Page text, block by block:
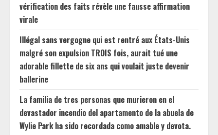
vérification des faits révèle une fausse affirmation
virale
Illégal sans vergogne qui est rentré aux États-Unis
malgré son expulsion TROIS fois, aurait tué une
adorable fillette de six ans qui voulait juste devenir
ballerine
La familia de tres personas que murieron en el
devastador incendio del apartamento de la abuela de
Wylie Park ha sido recordada como amable y devota.